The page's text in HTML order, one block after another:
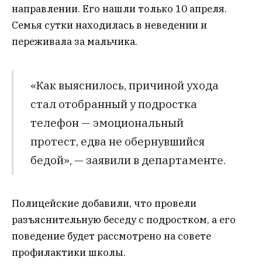
направлении. Его нашли только 10 апреля.
Семья сутки находилась в неведении и
переживала за мальчика.
«Как выяснилось, причиной ухода
стал отобранный у подростка
телефон — эмоциональный
протест, едва не обернувшийся
бедой», — заявили в департаменте.
Полицейские добавили, что провели
разъяснительную беседу с подростком, а его
поведение будет рассмотрено на совете
профилактики школы.